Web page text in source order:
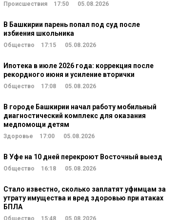
Происшествия 17:50 05.08.2026
В Башкирии парень попал под суд после
избиения школьника
Общество 17:15 05.08.2026
Ипотека в июле 2026 года: коррекция после
рекордного июня и усиление вторички
Общество 17:08 05.08.2026
В городе Башкирии начал работу мобильный
диагностический комплекс для оказания
медпомощи детям
Здоровье 17:00 05.08.2026
В Уфе на 10 дней перекроют Восточный выезд
Общество 16:18 05.08.2026
Стало известно, сколько заплатят уфимцам за
утрату имущества и вред здоровью при атаках
БПЛА
Общество 15:48 05.08.2026